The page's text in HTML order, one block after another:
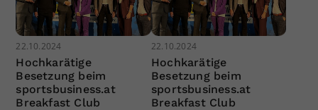
22.10.2024
Hochkarätige
Besetzung beim
sportsbusiness.at
Breakfast Club
22.10.2024
Hochkarätige
Besetzung beim
sportsbusiness.at
Breakfast Club